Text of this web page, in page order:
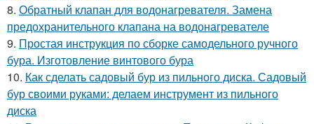
8. Обратный клапан для водонагревателя. Замена
предохранительного клапана на водонагревателе
9. Простая инструкция по сборке самодельного ручного
бура. Изготовление винтового бура
10. Как сделать садовый бур из пильного диска. Садовый
бур своими руками: делаем инструмент из пильного
диска